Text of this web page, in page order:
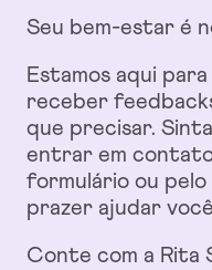
Seu bem-estar é
Estamos aqui
receber
que precisar.
entrar em
formulário ou pelo
prazer ajudar
Conte com a Rita